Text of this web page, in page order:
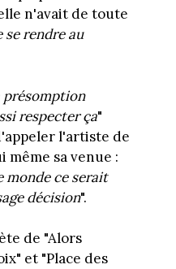
n'avait de toute
se rendre au
présomption
respecter ça"
l'artiste de
même sa venue :
monde ce serait
décision".
de "Alors
et "Place des